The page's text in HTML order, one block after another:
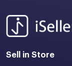
Sell in Store